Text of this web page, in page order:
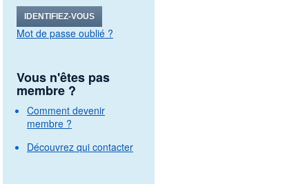
IDENTIFIEZ-VOUS
Mot de passe oublié ?
Vous n'êtes pas
membre ?
Comment devenir
membre ?
Découvrez qui contacter